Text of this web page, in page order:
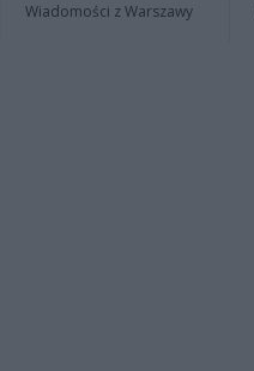
Wiadomości z Warszawy